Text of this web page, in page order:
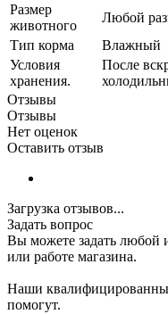
Размер
животного
Любой
Тип корма
Влажный
Условия
хранения.
После
Отзывы
Отзывы
Нет оценок
Оставить отзыв
Загрузка отзывов...
Задать вопрос
Вы можете задать любой
или работе магазина.
Наши
помогут.